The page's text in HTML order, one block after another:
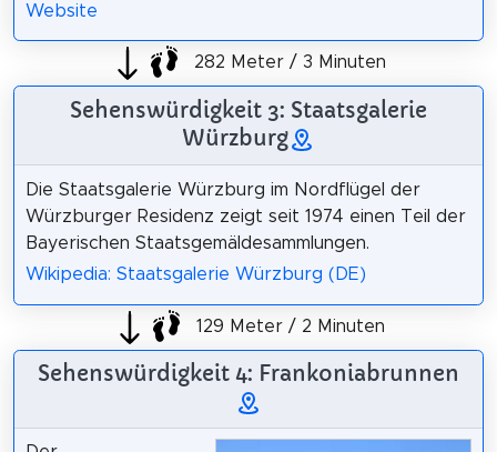
Website
282 Meter / 3 Minuten
Sehenswürdigkeit 3: Staatsgalerie
Würzburg
Die Staatsgalerie Würzburg im Nordflügel der
Würzburger Residenz zeigt seit 1974 einen Teil der
Bayerischen Staatsgemäldesammlungen.
Wikipedia: Staatsgalerie Würzburg (DE)
129 Meter / 2 Minuten
Sehenswürdigkeit 4: Frankoniabrunnen